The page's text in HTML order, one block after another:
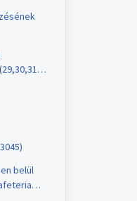
belül